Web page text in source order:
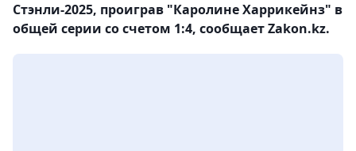
Стэнли-2025, проиграв "Каролине Харрикейнз" в
общей серии со счетом 1:4, сообщает Zakon.kz.